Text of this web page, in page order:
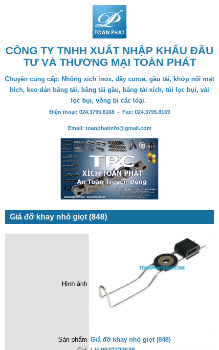
CÔNG TY TNHH XUẤT NHẬP KHẨU ĐẦU
TƯ VÀ THƯƠNG MẠI TOÀN PHÁT
Chuyên cung cấp: Nhông xích inox, dây curoa, gầu tải, khớp nối mặt
bích, keo dán băng tải, băng tải gầu, băng tải xích, túi lọc bụi, vải
lọc bụi, vòng bi các loại.
Điện thoại: 024.3795.8168 - Fax: 024.3795.8169
Email: toanphatinfo@gmail.com
Giá đỡ khay nhỏ giọt (848)
Hình ảnh
Sản phẩm Giá đỡ khay nhỏ giọt (848)